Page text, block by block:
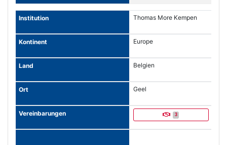
Thomas More Kempen
Europe
Belgien
Geel
3